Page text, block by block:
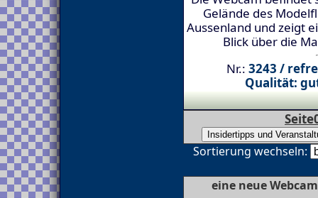
Gelände des
Aussenland und zeigt
Blick über die
Nr.: 3243 /
Qualität:
Sortierung wechseln:
eine neue